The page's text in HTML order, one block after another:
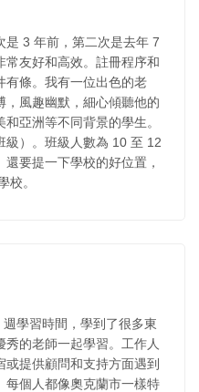
是 3 年前，第二次是去年 7
常友好和高效。註冊程序和
有條。我有一位出色的老
，風趣幽默，細心傾聽他的
亞洲等不同背景的學生。
級）。班級人數為 10 至 12
要提一下學校的好位置，
校。
學習時間，學到了很多東
的老師一起學習。工作人
提供顧問和支持方面遇到
每個人都像奧克蘭市一樣特